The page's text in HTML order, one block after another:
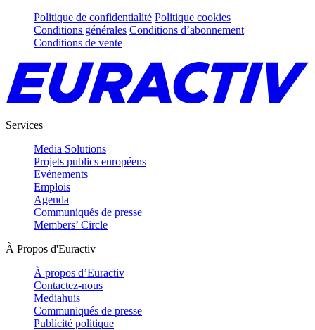
Politique de confidentialité Politique cookies
Conditions générales Conditions d’abonnement
Conditions de vente
Services
Media Solutions
Projets publics européens
Evénements
Emplois
Agenda
Communiqués de presse
Members’ Circle
À Propos d'Euractiv
À propos d’Euractiv
Contactez-nous
Mediahuis
Communiqués de presse
Publicité politique